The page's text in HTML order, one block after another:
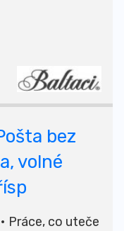
bez
volné
Práce, co uteče